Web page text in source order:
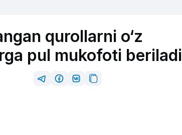
qurollarni o‘z
pul mukofoti beriladi